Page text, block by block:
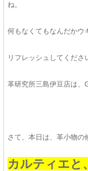
ね。
何もなくてもなんだかウ
リフレッシュしてくださ
革研究所三島伊豆店は、
さて、本日は、革小物の
カルティエと